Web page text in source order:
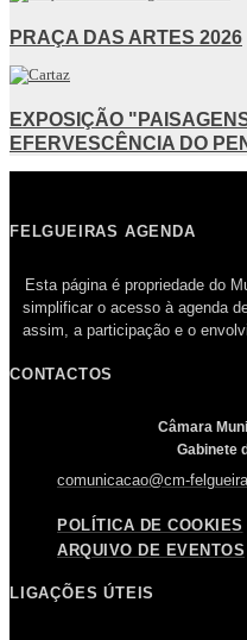
PRAÇA DAS ARTES 2026
EXPOSIÇÃO
EFERVESCÊNCIA DO
FELGUEIRAS AGENDA
Esta página é propriedade do
simplificar o acesso à agenda
assim, a participação e o
CONTACTOS
Câmara
Gabinete
comunicacao@cm-
POLÍTICA DE COOKIES
ARQUIVO DE EVENTOS
LIGAÇÕES ÚTEIS